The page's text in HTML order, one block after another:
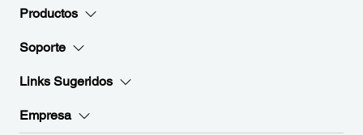
Productos
Soporte
Links Sugeridos
Empresa